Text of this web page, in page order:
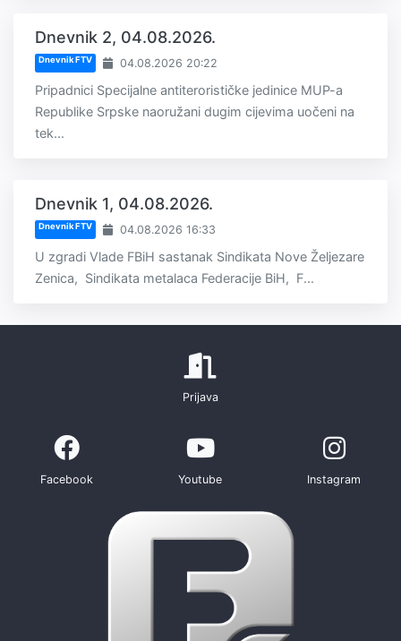
Dnevnik 2, 04.08.2026.
Dnevnik FTV 04.08.2026 20:22
Pripadnici Specijalne antiterorističke jedinice MUP-a
Republike Srpske naoružani dugim cijevima uočeni na
tek...
Dnevnik 1, 04.08.2026.
Dnevnik FTV 04.08.2026 16:33
U zgradi Vlade FBiH sastanak Sindikata Nove Željezare
Zenica, Sindikata metalaca Federacije BiH, F...
Prijava
Facebook Youtube Instagram